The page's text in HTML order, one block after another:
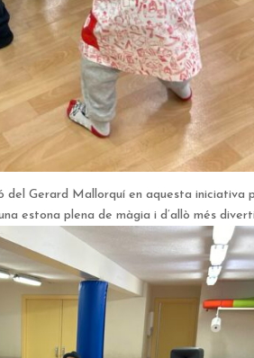
del Gerard Mallorquí en aquesta iniciativa
estona plena de màgia i d’allò més